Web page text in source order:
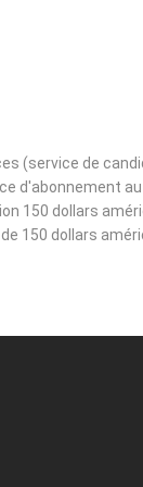
(service de
d'abonnement
150 dollars
150 dollars